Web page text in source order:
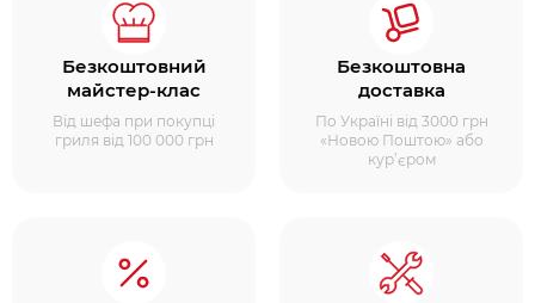
Безкоштовний
майстер-клас
Від шефа при покупці
гриля від 100 000 грн
Безкоштовна
доставка
По Україні від 3000 грн
«Новою Поштою» або
кур’єром